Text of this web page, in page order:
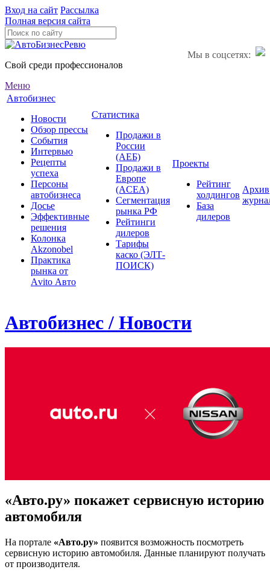
Вход на сайт Рассылка
Полная версия сайта
Мы в соцсетях:
Свой среди профессионалов
Меню
Автобизнес
Новости
Обзор прессы
События
Интервью
Рецепты
успеха
Персоны
автобизнеса
Досье
Эффективные
решения
Колонка
Akzonobel
Практика
рынка от
Аvito Авто
Статистика
Продажи в
России
(АЕБ)
Продажи в
Европе
(ACEA)
Сегментация
рынка РФ
Рейтинги
дилеров
Тарифы
каско (ЭЛТ-
ПОИСК)
Проекты
Рейтинг
холдингов
База
дилеров
Архив
Автобизнес / Новости
«Авто.ру» покажет сервисную историю
автомобиля
На портале «Авто.ру» появится возможность посмотреть
сервисную историю автомобиля. Данные планируют получать
от производителя.